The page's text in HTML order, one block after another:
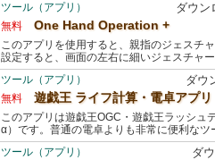
ツール（アプリ） ダウン
無料 One Hand Operation +
このアプリを使用すると、親指のジェスチ
設定すると、画面の左右に細いジェスチャ
ツール（アプリ） ダウ
無料 遊戯王 ライフ計算・電卓アプリ
このアプリは遊戯王OGC・遊戯王ラッシュ
α）です。普通の電卓よりも非常に便利な
ツール（アプリ） ダ